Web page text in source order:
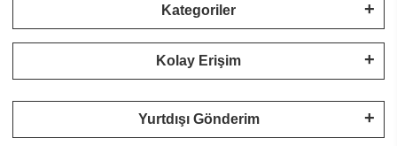
Kategoriler
Kolay Erişim
Yurtdışı Gönderim